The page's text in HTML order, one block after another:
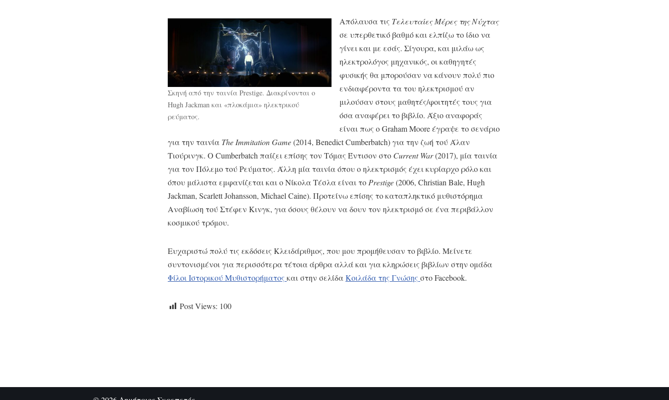
Σκηνή από την ταινία Prestige. Διακρίνονται ο
Hugh Jackman και «πλοκάμια» ηλεκτρικού
ρεύματος.
Απόλαυσα τις Τελευταίες Μέρες της Νύχτας
σε υπερθετικό βαθμό και ελπίζω το ίδιο να
γίνει και με εσάς. Σίγουρα, και μιλάω ως
ηλεκτρολόγος μηχανικός, οι καθηγητές
φυσικής θα μπορούσαν να κάνουν πολύ πιο
ενδιαφέροντα τα του ηλεκτρισμού αν
μιλούσαν στους μαθητές/φοιτητές τους για
όσα αναφέρει το βιβλίο. Άξιο αναφοράς
είναι πως ο Graham Moore έγραψε το σενάριο
για την ταινία The Immitation Game(2014, Benedict Cumberbatch) για την ζωή τού Άλαν
Τιούρινγκ. Ο Cumberbatch παίζει επίσης τον Τόμας Έντισον στο Current War(2017), μία ταινία
για τον Πόλεμο τού Ρεύματος. Άλλη μία ταινία όπου ο ηλεκτρισμός έχει κυρίαρχο ρόλο και
όπου μάλιστα εμφανίζεται και ο Νίκολα Τέσλα είναι το Prestige(2006, Christian Bale, Hugh
Jackman, Scarlett Johansson, Michael Caine). Προτείνω επίσης το καταπληκτικό μυθιστόρημα
Αναβίωση τού Στέφεν Κινγκ, για όσους θέλουν να δουν τον ηλεκτρισμό σε ένα περιβάλλον
κοσμικού τρόμου.
Ευχαριστώ πολύ τις εκδόσεις Κλειδάριθμος, που μου προμήθευσαν το βιβλίο. Μείνετε
συντονισμένοι για περισσότερα τέτοια άρθρα αλλά και για κληρώσεις βιβλίων στην ομάδα
Φίλοι Ιστορικού Μυθιστορήματος και στην σελίδαΚοιλάδα της Γνώσης στο Facebook.
Post Views: 100